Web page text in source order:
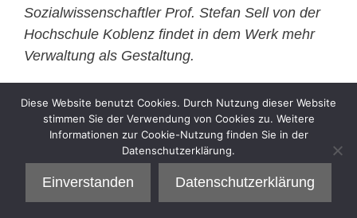
Sozialwissenschaftler Prof. Stefan Sell von der
Hochschule Koblenz findet in dem Werk mehr
Verwaltung als Gestaltung.
Kategorien
Sell
Diese Website benutzt Cookies. Durch Nutzung dieser Website
stimmen Sie der Verwendung von Cookies zu. Weitere
Informationen zur Cookie-Nutzung finden Sie in der
Datenschutzerklärung.
Einverstanden Datenschutzerklärung